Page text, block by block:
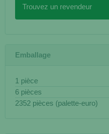
Trouvez un revendeur
Emballage
1 pièce
6 pièces
2352 pièces (palette-euro)